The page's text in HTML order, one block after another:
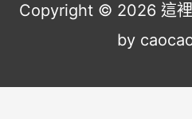
Copyright © 2026 這
by